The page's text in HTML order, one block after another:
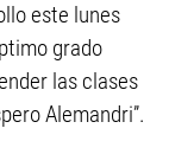
este lunes
grado
las clases
Alemandri”.